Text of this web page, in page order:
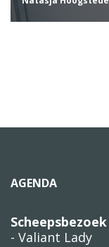
AGENDA
- Valiant Lady